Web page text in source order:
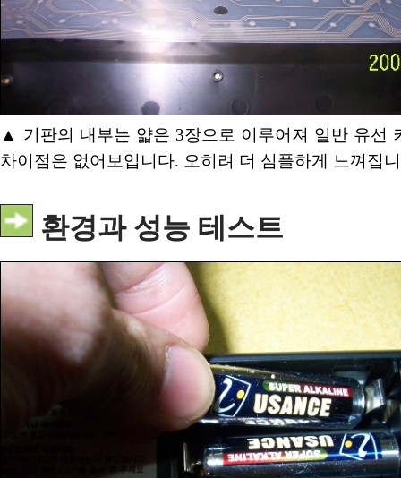
▲ 기판의 내부는 얇은 3장으로 이루어져 일반 유선
차이점은 없어보입니다. 오히려 더 심플하게 느껴집
환경과 성능 테스트